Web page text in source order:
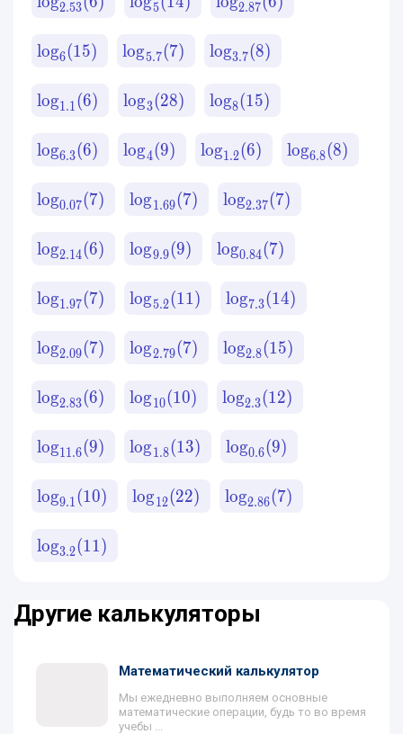
2.53 5 2.87
log6(15) log5.7(7) log3.7(8)
log1.1(6) log3(28) log8(15)
log6.3(6) log4(9) log1.2(6) log6.8(8)
log0.07(7) log1.69(7) log2.37(7)
log2.14(6) log9.9(9) log0.84(7)
log1.97(7) log5.2(11) log7.3(14)
log2.09(7) log2.79(7) log2.8(15)
log2.83(6) log10(10) log2.3(12)
log11.6(9) log1.8(13) log0.6(9)
log9.1(10) log12(22) log2.86(7)
log3.2(11)
Другие калькуляторы
Математический калькулятор
Мы ежедневно выполняем основные
математические операции, будь то во время
учебы ...